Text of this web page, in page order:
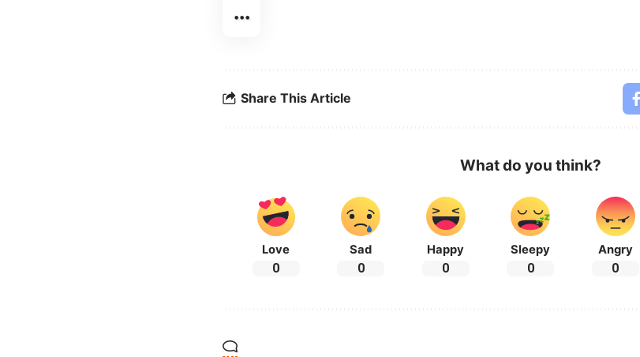
Share This Article
What do you think?
Love
0
Sad
0
Happy
0
Sleepy
0
Angry
0